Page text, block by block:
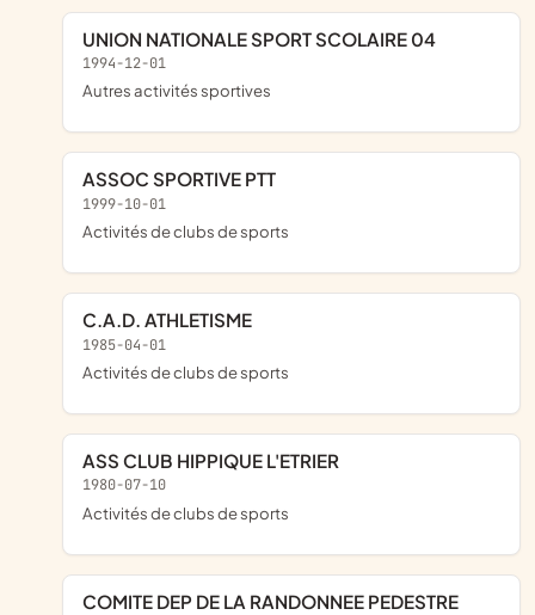
UNION NATIONALE SPORT SCOLAIRE 04
1994-12-01
Autres activités sportives
ASSOC SPORTIVE PTT
1999-10-01
Activités de clubs de sports
C.A.D. ATHLETISME
1985-04-01
Activités de clubs de sports
ASS CLUB HIPPIQUE L'ETRIER
1980-07-10
Activités de clubs de sports
COMITE DEP DE LA RANDONNEE PEDESTRE